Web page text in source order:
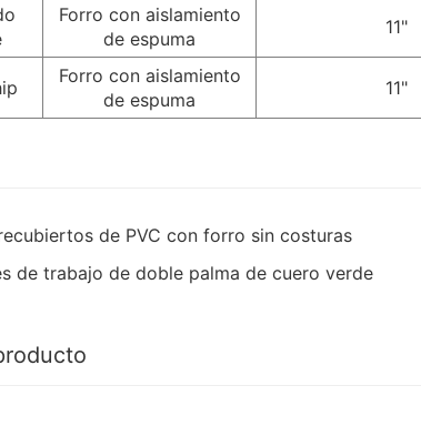
Forro con aislamiento
de espuma
11"
Forro con aislamiento
de espuma
11"
de PVC con forro sin costuras
de trabajo de doble palma de cuero verde